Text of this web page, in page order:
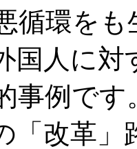
循環を
国人に
事例です
改革」